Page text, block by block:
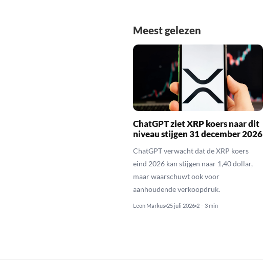
Meest gelezen
ChatGPT ziet XRP koers naar dit
niveau stijgen 31 december 2026
ChatGPT verwacht dat de XRP koers
eind 2026 kan stijgen naar 1,40 dollar,
maar waarschuwt ook voor
aanhoudende verkoopdruk.
Leon Markus 25 juli 2026 2 – 3 min